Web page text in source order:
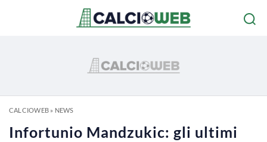
CALCIOWEB» NEWS
Infortunio Mandzukic: gli ultimi